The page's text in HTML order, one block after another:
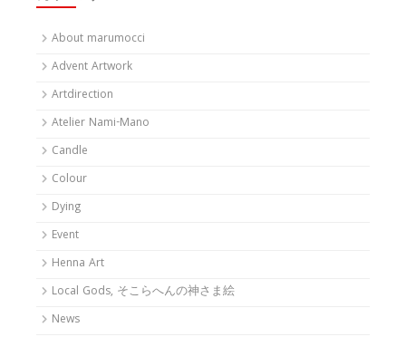
About marumocci
Advent Artwork
Artdirection
Atelier Nami-Mano
Candle
Colour
Dying
Event
Henna Art
Local Gods, そこらへんの神さま絵
News